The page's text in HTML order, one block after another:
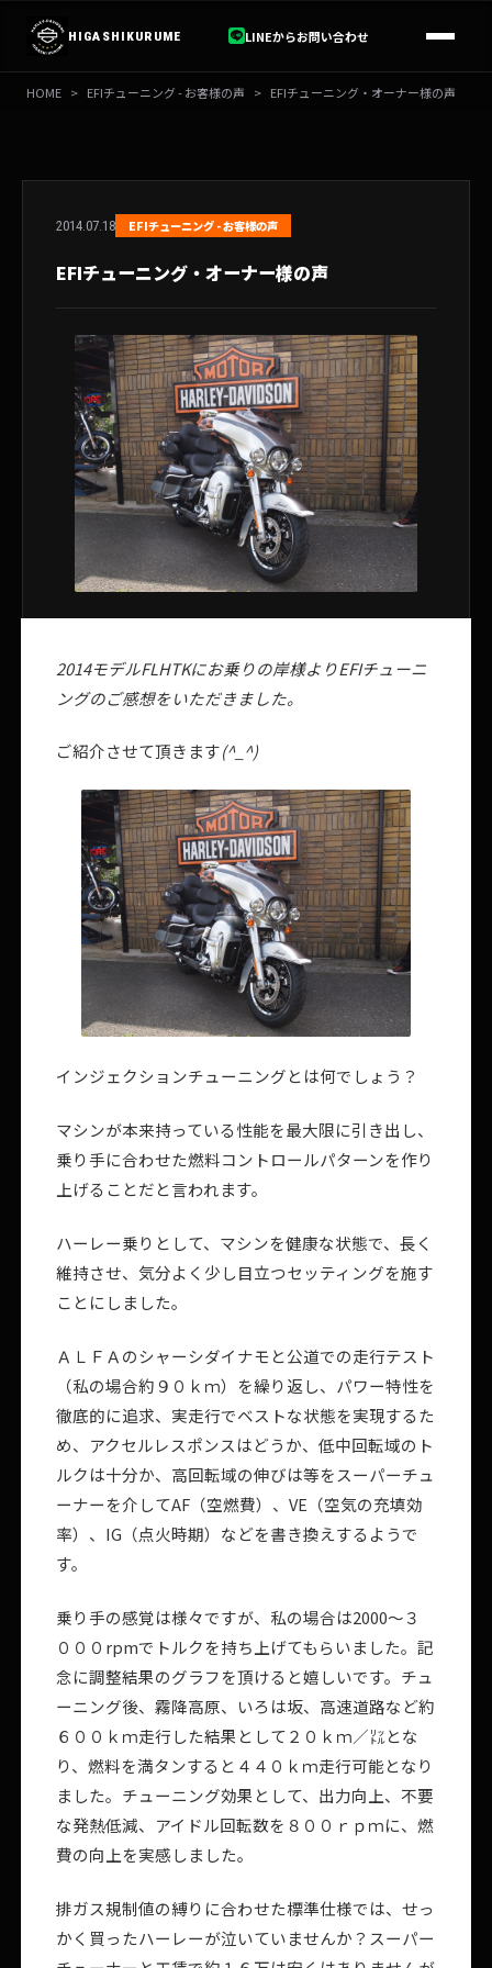
ス
HIGASHIKURUME LINEからお問い合わせ
HOME > EFIチューニング - お客様の声 > EFIチューニング・オーナー様の声
2014.07.18 EFIチューニング - お客様の声
EFIチューニング・オーナー様の声
2014モデルFLHTKにお乗りの岸様よりEFIチューニ
ングのご感想をいただきました。
ご紹介させて頂きます(^_^)
インジェクションチューニングとは何でしょう？
マシンが本来持っている性能を最大限に引き出し、
乗り手に合わせた燃料コントロールパターンを作り
上げることだと言われます。
ハーレー乗りとして、マシンを健康な状態で、長く
維持させ、気分よく少し目立つセッティングを施す
ことにしました。
ＡＬＦＡのシャーシダイナモと公道での走行テスト
（私の場合約９０ｋｍ）を繰り返し、パワー特性を
徹底的に追求、実走行でベストな状態を実現するた
め、アクセルレスポンスはどうか、低中回転域のト
ルクは十分か、高回転域の伸びは等をスーパーチュ
ーナーを介してAF（空燃費）、VE（空気の充填効
率）、IG（点火時期）などを書き換えするようで
す。
乗り手の感覚は様々ですが、私の場合は2000～３
０００rpmでトルクを持ち上げてもらいました。記
念に調整結果のグラフを頂けると嬉しいです。チュ
ーニング後、霧降高原、いろは坂、高速道路など約
６００ｋｍ走行した結果として２０ｋｍ／㍑とな
り、燃料を満タンすると４４０ｋｍ走行可能となり
ました。チューニング効果として、出力向上、不要
な発熱低減、アイドル回転数を８００ｒｐｍに、燃
費の向上を実感しました。
排ガス規制値の縛りに合わせた標準仕様では、せっ
かく買ったハーレーが泣いていませんか？スーパー